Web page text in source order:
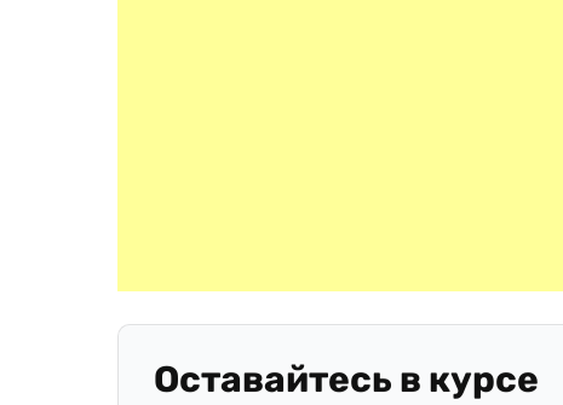
Оставайтесь в курсе